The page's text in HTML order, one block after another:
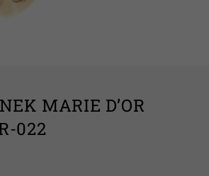
MARIE D’OR
022